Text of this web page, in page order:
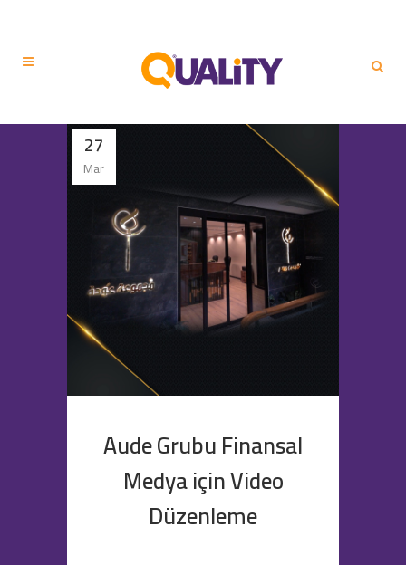
27
Mar
Aude Grubu Finansal
Medya için Video
Düzenleme